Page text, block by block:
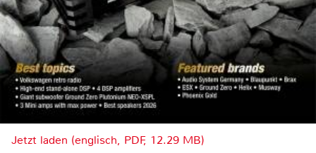
Jetzt laden (englisch, PDF, 12.29 MB)